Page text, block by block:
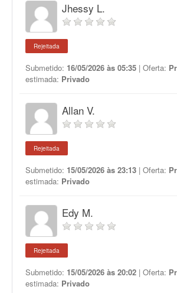
Jhessy L.
Rejeitada
Submetido: 16/05/2026 às 05:35 | Oferta:
estimada: Privado
Allan V.
Rejeitada
Submetido: 15/05/2026 às 23:13 | Oferta:
estimada: Privado
Edy M.
Rejeitada
Submetido: 15/05/2026 às 20:02 | Oferta:
estimada: Privado